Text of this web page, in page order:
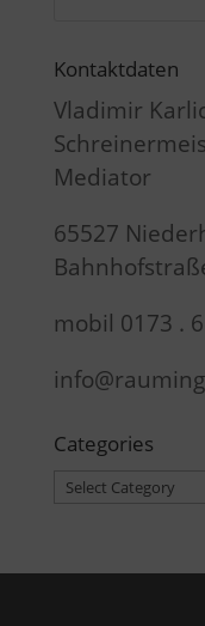
Kontaktdaten
Vladimir
Mediator
65527
mobil 0173 .
Categories
Categories